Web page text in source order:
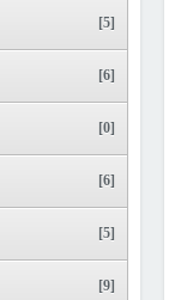
[5]
[6]
[0]
[6]
[5]
[9]